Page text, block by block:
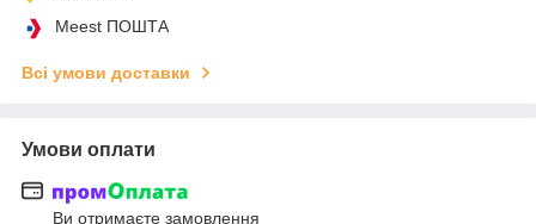
Meest ПОШТА
Всі умови доставки
Умови оплати
Ви отримаєте замовлення